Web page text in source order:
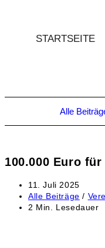
STARTSEITE
Alle
100.000 Euro
11. Juli 2025
Alle Beiträge /
2 Min. Lesedauer